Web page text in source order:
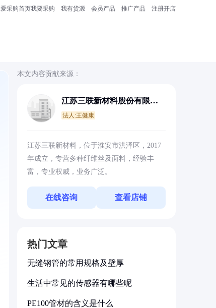
爱采购首页我要采购 我有货源 会员产品 推广产品 注册开店
本文内容贡献来源：
江苏三联新材料股份有限公
法人:王健康
江苏三联新材料，位于淮安市洪泽区，2017
年成立，专营多种纤维丝及面料，经验丰
富，专业权威，业务广泛。
在线咨询 查看店铺
热门文章
无缝钢管的常用规格及壁厚
生活中常见的传感器有哪些呢
PE100管材的含义是什么